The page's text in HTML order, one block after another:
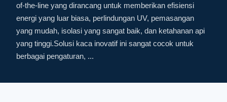
of-the-line yang dirancang untuk memberikan efisiensi
energi yang luar biasa, perlindungan UV, pemasangan
yang mudah, isolasi yang sangat baik, dan ketahanan api
yang tinggi.Solusi kaca inovatif ini sangat cocok untuk
berbagai pengaturan, ...